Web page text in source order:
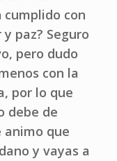
con
paz? Seguro
pero dudo
con la
por lo que
debe de
animo que
y vayas a